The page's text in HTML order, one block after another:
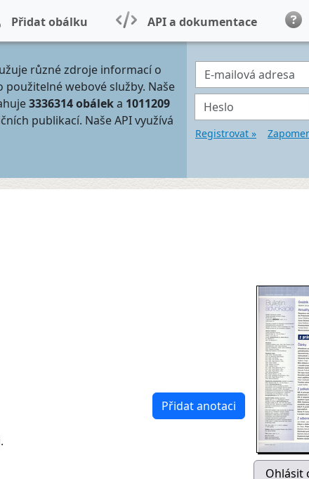
Přidat obálku API a dokumentace
různé zdroje informací o
webové služby. Naše
3336314 obáleka 1011209
publikací. Naše API využívá
E-mailová adresa
Heslo
Registrovat »
Přidat anotaci